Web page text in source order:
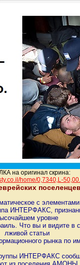
на оригинал скрина:
home/0,7340,L-5
с
ИНТЕРФАКС,
уровне
Что вы и видите в
лживой статьи
рынка по
ИНТЕРФАКС